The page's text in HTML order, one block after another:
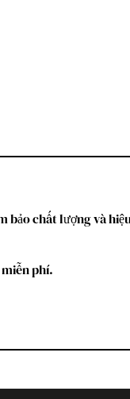
chất lượng và
phí.